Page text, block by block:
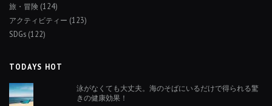
旅・冒険 (124)
アクティビティー (123)
SDGs (122)
TODAYS HOT
泳がなくても大丈夫。海のそばにいるだけで得られる驚
きの健康効果！